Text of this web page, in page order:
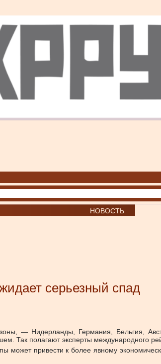
НОВОСТЬ
серьезный спад
— Нидерланды, Германия, Бельгия,
Так полагают эксперты международного
может привести к более явному